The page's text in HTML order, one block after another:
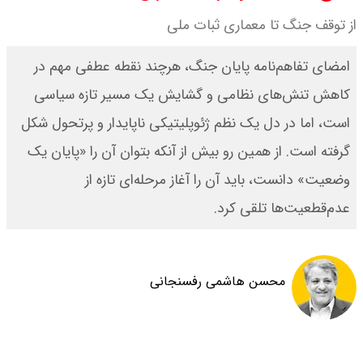
سنتی جمهوری‌خواهان را از دست می
دهد؟
بنزین برای دولت چقدر تمام می شود؟
درصد افزایش می دهند
از توقف جنگ تا معماری ثبات ملی
امضای تفاهم‌نامه پایان جنگ، هرچند نقطه عطفی مهم در
کاهش تنش‌های نظامی و گشایش یک مسیر تازه سیاسی
است، اما در دل یک نظم ژئوپلیتیکی ناپایدار و پرتحول شکل
گرفته است. از همین رو بیش از آنکه بتوان آن را «پایان یک
وضعیت» دانست، باید آن را آغاز مرحله‌ای تازه از
عدم‌قطعیت‌ها تلقی کرد.
محسن هاشمی رفسنجانی